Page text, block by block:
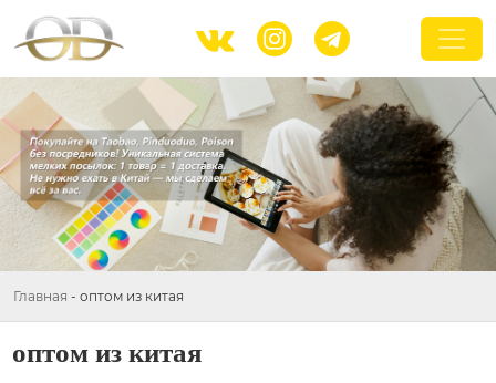
  
Главная - оптом из китая
оптом из китая